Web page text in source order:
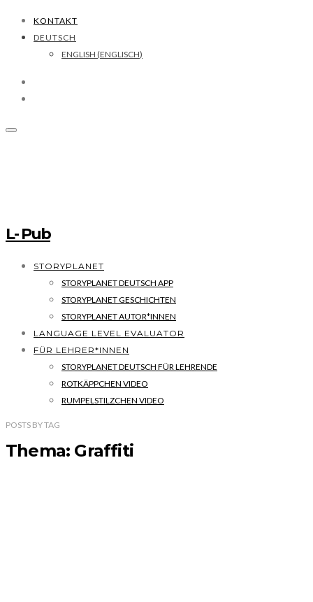
KONTAKT
DEUTSCH
ENGLISH (ENGLISCH)
L- Pub
STORYPLANET
STORYPLANET DEUTSCH APP
STORYPLANET GESCHICHTEN
STORYPLANET AUTOR*INNEN
LANGUAGE LEVEL EVALUATOR
FÜR LEHRER*INNEN
STORYPLANET DEUTSCH FÜR LEHRENDE
ROTKÄPPCHEN VIDEO
RUMPELSTILZCHEN VIDEO
POSTS BYTAG
Thema: Graffiti